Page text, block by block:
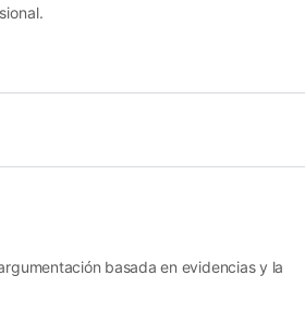
basada en evidencias y la